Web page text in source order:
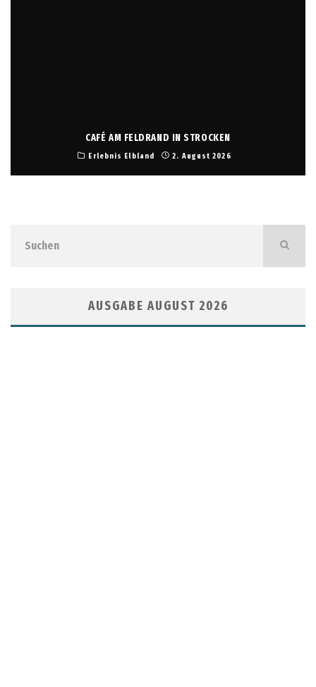
CAFÉ AM FELDRAND IN STROCKEN
Erlebnis Elbland 2. August 2026
AUSGABE AUGUST 2026